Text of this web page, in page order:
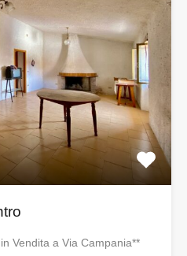
Vendita a Via Campania**